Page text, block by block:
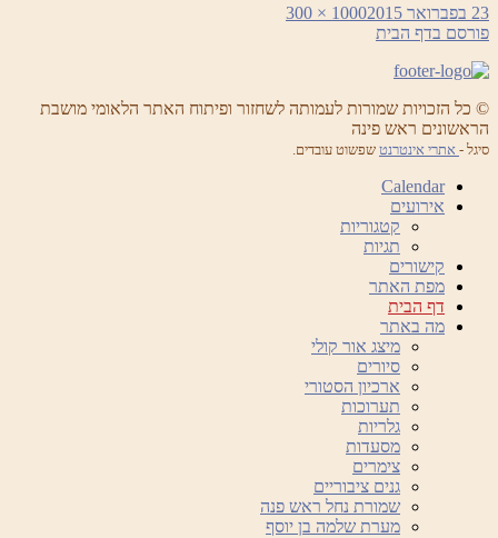
פורסם
בתאריך
23 בפברואר 2015
מסך
1000 × 300
ניווט
פורסם בדף הבית
© כל הזכויות שמורות לעמותה לשחזור ופיתוח האתר הלאומי מושבת
הראשונים ראש פינה
סיגל - אתרי אינטרנט שפשוט עובדים.
Calendar
אירועים
קטגוריות
תגיות
קישורים
מפת האתר
דף הבית
מה באתר
מיצג אור קולי
סיורים
ארכיון הסטורי
תערוכות
גלריות
מסעדות
צימרים
גנים ציבוריים
שמורת נחל ראש פנה
מערת שלמה בן יוסף